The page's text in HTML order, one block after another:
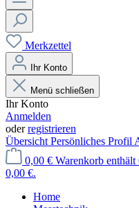
Merkzettel
Ihr Konto
Menü schließen
Ihr Konto
Anmelden
oderregistrieren
Übersicht Persönliches Profil
0,00 € Warenkorb
0,00 €.
Home